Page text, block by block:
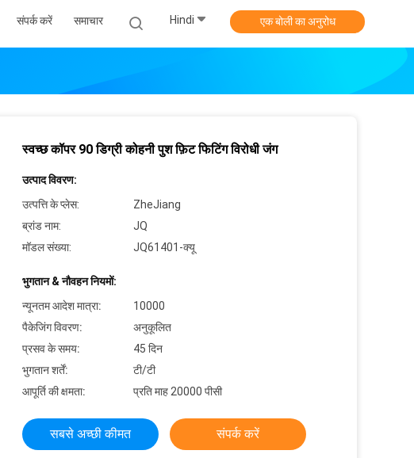
संपर्क करें समाचार Hindi एक बोली का अनुरोध
स्वच्छ कॉपर 90 डिग्री कोहनी पुश फ़िट फिटिंग विरोधी जंग
उत्पाद विवरण:
उत्पत्ति के प्लेस:
ZheJiang
ब्रांड नाम:
JQ
मॉडल संख्या:
JQ61401-क्यू
भुगतान & नौवहन नियमों:
न्यूनतम आदेश मात्रा:
10000
पैकेजिंग विवरण:
अनुकूलित
प्रसव के समय:
45 दिन
भुगतान शर्तें:
टी/टी
आपूर्ति की क्षमता:
प्रति माह 20000 पीसी
सबसे अच्छी कीमत संपर्क करें